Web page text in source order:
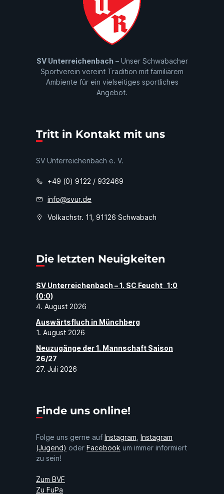
SV Unterreichenbach– Unser Schwabacher
Sportverein vereint Tradition mit familiärem
Ambiente für ein vielseitiges sportliches
Angebot.
Tritt in Kontakt mit uns
SV Unterreichenbach e. V.
+49 (0) 9122 / 932469
info@svur.de
Volkachstr. 11, 91126 Schwabach
Die letzten Neuigkeiten
SV Unterreichenbach – 1. SC Feucht 1:0
(0:0)
4. August 2026
Auswärtsfluch in Münchberg
1. August 2026
Neuzugänge der 1. Mannschaft Saison
26/27
27. Juli 2026
Finde uns online!
Folge uns gerne auf Instagram, Instagram
(Jugend) oder Facebook um immer informiert
zu sein!
Zum BVF
Zu FuPa